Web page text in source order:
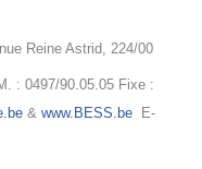
Reine Astrid, 224/00
: 0497/90.05.05 Fixe :
& www.BESS.be E-